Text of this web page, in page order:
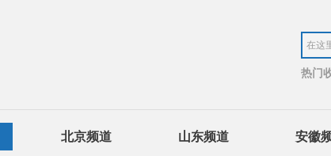
热门
北京频道 山东频道 安徽